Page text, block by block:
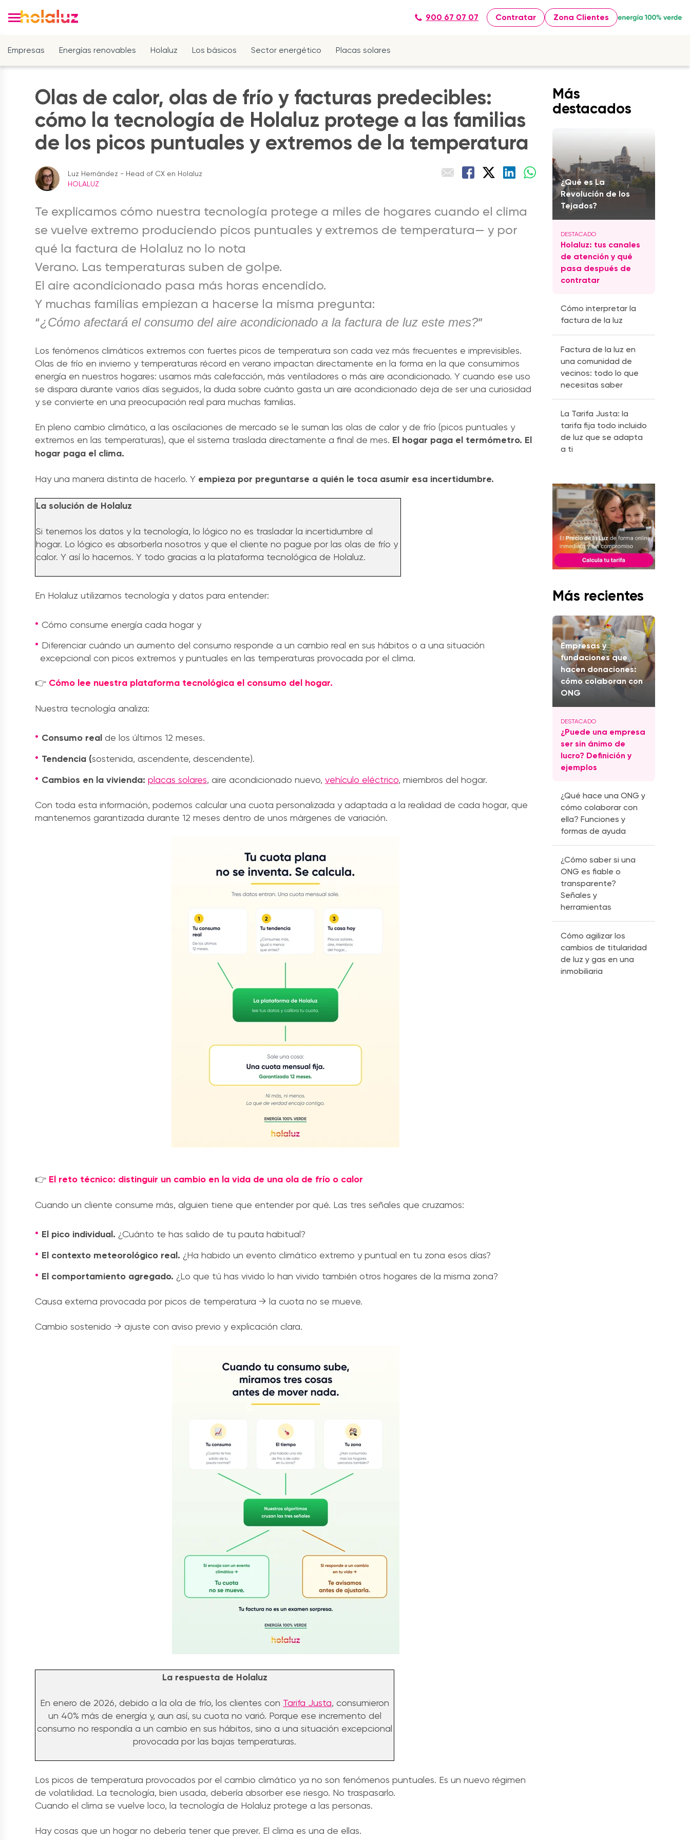
900 67 07 07 Contratar Zona Clientes
Empresas Energías renovables Holaluz Los básicos Sector energético Placas solares
Olas de calor, olas de frío y facturas predecibles:
cómo la tecnología de Holaluz protege a las familias
de los picos puntuales y extremos de la temperatura
Luz Hernández - Head of CX en Holaluz
HOLALUZ
Te explicamos cómo nuestra tecnología protege a miles de hogares cuando el clima
se vuelve extremo produciendo picos puntuales y extremos de temperatura— y por
qué la factura de Holaluz no lo nota
Verano. Las temperaturas suben de golpe.
El aire acondicionado pasa más horas encendido.
Y muchas familias empiezan a hacerse la misma pregunta:
“¿Cómo afectará el consumo del aire acondicionado a la factura de luz este mes?”
Los fenómenos climáticos extremos con fuertes picos de temperatura son cada vez más frecuentes e imprevisibles.
Olas de frío en invierno y temperaturas récord en verano impactan directamente en la forma en la que consumimos
energía en nuestros hogares: usamos más calefacción, más ventiladores o más aire acondicionado. Y cuando ese uso
se dispara durante varios días seguidos, la duda sobre cuánto gasta un aire acondicionado deja de ser una curiosidad
y se convierte en una preocupación real para muchas familias.
En pleno cambio climático, a las oscilaciones de mercado se le suman las olas de calor y de frío (picos puntuales y
extremos en las temperaturas), que el sistema traslada directamente a final de mes. El hogar paga el termómetro. El
hogar paga el clima.
Hay una manera distinta de hacerlo. Y empieza por preguntarse a quién le toca asumir esa incertidumbre.
La solución de Holaluz
Si tenemos los datos y la tecnología, lo lógico no es trasladar la incertidumbre al
hogar. Lo lógico es absorberla nosotros y que el cliente no pague por las olas de frío y
calor. Y así lo hacemos. Y todo gracias a la plataforma tecnológica de Holaluz.
En Holaluz utilizamos tecnología y datos para entender:
Cómo consume energía cada hogar y
Diferenciar cuándo un aumento del consumo responde a un cambio real en sus hábitos o a una situación
excepcional con picos extremos y puntuales en las temperaturas provocada por el clima.
👉 Cómo lee nuestra plataforma tecnológica el consumo del hogar.
Nuestra tecnología analiza:
Consumo real de los últimos 12 meses.
Tendencia (sostenida, ascendente, descendente).
Cambios en la vivienda: placas solares, aire acondicionado nuevo, vehículo eléctrico, miembros del hogar.
Con toda esta información, podemos calcular una cuota personalizada y adaptada a la realidad de cada hogar, que
mantenemos garantizada durante 12 meses dentro de unos márgenes de variación.
👉 El reto técnico: distinguir un cambio en la vida de una ola de frío o calor
Cuando un cliente consume más, alguien tiene que entender por qué. Las tres señales que cruzamos:
El pico individual. ¿Cuánto te has salido de tu pauta habitual?
El contexto meteorológico real. ¿Ha habido un evento climático extremo y puntual en tu zona esos días?
El comportamiento agregado. ¿Lo que tú has vivido lo han vivido también otros hogares de la misma zona?
Causa externa provocada por picos de temperatura → la cuota no se mueve.
Cambio sostenido → ajuste con aviso previo y explicación clara.
La respuesta de Holaluz
En enero de 2026, debido a la ola de frío, los clientes con Tarifa Justa, consumieron
un 40% más de energía y, aun así, su cuota no varió. Porque ese incremento del
consumo no respondía a un cambio en sus hábitos, sino a una situación excepcional
provocada por las bajas temperaturas.
Los picos de temperatura provocados por el cambio climático ya no son fenómenos puntuales. Es un nuevo régimen
de volatilidad. La tecnología, bien usada, debería absorber ese riesgo. No traspasarlo.
Cuando el clima se vuelve loco, la tecnología de Holaluz protege a las personas.
Hay cosas que un hogar no debería tener que prever. El clima es una de ellas.
Más
destacados
¿Qué es La
Revolución de los
Tejados?
Holaluz: tus canales
de atención y qué
pasa después de
contratar
Cómo interpretar la
factura de la luz
Factura de la luz en
una comunidad de
vecinos: todo lo que
necesitas saber
La Tarifa Justa: la
tarifa fija todo incluido
de luz que se adapta
a ti
Más recientes
Empresas y
fundaciones que
hacen donaciones:
cómo colaboran con
ONG
¿Puede una empresa
ser sin ánimo de
lucro? Definición y
ejemplos
¿Qué hace una ONG y
cómo colaborar con
ella? Funciones y
formas de ayuda
¿Cómo saber si una
ONG es fiable o
transparente?
Señales y
herramientas
Cómo agilizar los
cambios de titularidad
de luz y gas en una
inmobiliaria